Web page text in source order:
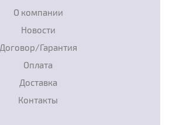
О компании
Новости
Договор/Гарантия
Оплата
Доставка
Контакты